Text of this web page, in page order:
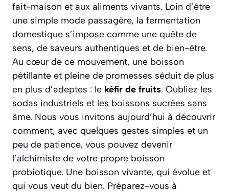
fait-maison et aux aliments vivants. Loin d’être
une simple mode passagère, la fermentation
domestique s’impose comme une quête de
sens, de saveurs authentiques et de bien-être.
Au cœur de ce mouvement, une boisson
pétillante et pleine de promesses séduit de plus
en plus d’adeptes : le kéfir de fruits. Oubliez les
sodas industriels et les boissons sucrées sans
âme. Nous vous invitons aujourd’hui à découvrir
comment, avec quelques gestes simples et un
peu de patience, vous pouvez devenir
l’alchimiste de votre propre boisson
probiotique. Une boisson vivante, qui évolue et
qui vous veut du bien. Préparez-vous à